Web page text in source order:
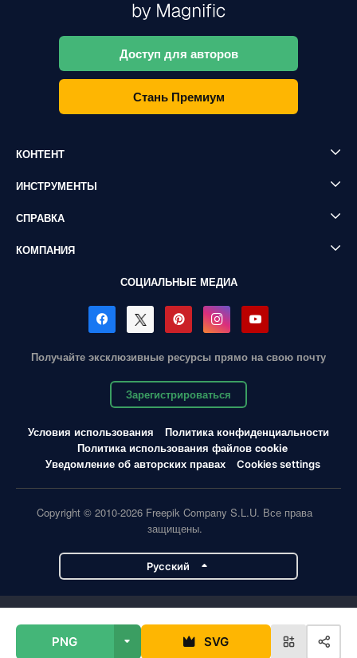
PNG SVG
Доступ для авторов
Стань Премиум
КОНТЕНТ
ИНСТРУМЕНТЫ
СПРАВКА
КОМПАНИЯ
СОЦИАЛЬНЫЕ МЕДИА
Получайте эксклюзивные ресурсы прямо на свою почту
Зарегистрироваться
Условия использования
Политика конфиденциальности
Политика использования файлов cookie
Уведомление об авторских правах
Cookies settings
Copyright © 2010-2026 Freepik Company S.L.U. Все права
защищены.
Pусский
Flaticon Slidesgo